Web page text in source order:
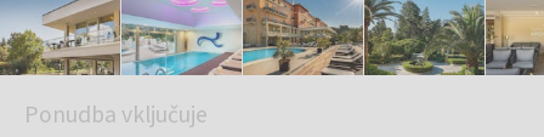
Ponudba vključuje